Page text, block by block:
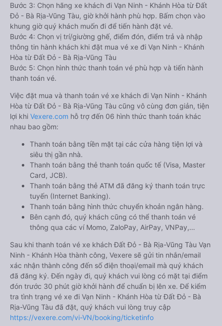
Bước 3: Chọn hãng xe khách đi Vạn Ninh - Khánh Hòa từ Đất
Đỏ - Bà Rịa-Vũng Tàu, giờ khởi hành phù hợp. Bấm chọn vào
khung giờ quý khách muốn đi để tiến hành đặt vé.
Bước 4: Chọn vị trí/giường ghế, điểm đón, điểm trả và nhập
thông tin hành khách khi đặt mua vé xe đi Vạn Ninh - Khánh
Hòa từ Đất Đỏ - Bà Rịa-Vũng Tàu
Bước 5: Chọn hình thức thanh toán vé phù hợp và tiến hành
thanh toán vé.
Việc đặt mua và thanh toán vé xe khách đi Vạn Ninh - Khánh
Hòa từ Đất Đỏ - Bà Rịa-Vũng Tàu cũng vô cùng đơn giản, tiện
lợi khi Vexere.com hỗ trợ đến 06 hình thức thanh toán khác
nhau bao gồm:
Thanh toán bằng tiền mặt tại các cửa hàng tiện lợi và
siêu thị gần nhà.
Thanh toán bằng thẻ thanh toán quốc tế (Visa, Master
Card, JCB).
Thanh toán bằng thẻ ATM đã đăng ký thanh toán trực
tuyến (Internet Banking).
Thanh toán bằng hình thức chuyển khoản ngân hàng.
Bên cạnh đó, quý khách cũng có thể thanh toán vé
thông qua các ví Momo, ZaloPay, AirPay, VNPay,…
Sau khi thanh toán vé xe khách Đất Đỏ - Bà Rịa-Vũng Tàu Vạn
Ninh - Khánh Hòa thành công, Vexere sẽ gửi tin nhắn/email
xác nhận thành công đến số điện thoại/email mà quý khách
đã đăng ký. Đến ngày đi, quý khách vui lòng có mặt tại điểm
đón trước 30 phút giờ khởi hành để chuẩn bị lên xe. Để kiểm
tra tình trạng vé xe đi Vạn Ninh - Khánh Hòa từ Đất Đỏ - Bà
Rịa-Vũng Tàu đã đặt, quý khách vui lòng truy cập
https://vexere.com/vi-VN/booking/ticketinfo